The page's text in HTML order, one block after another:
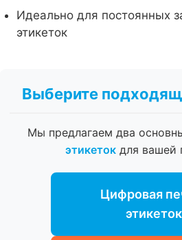
Идеально для постоянных
этикеток
Выберите
Мы предлагаем два
этикеток для вашей
Цифровая
этикеток